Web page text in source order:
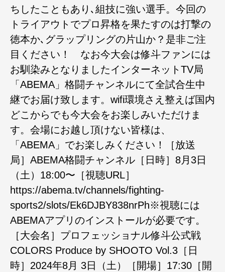
ちしたこともあり､組技に強い選手。今回の
トライアウトでプロ昇格を果たすのは打撃の
徳本か､グラップリングの片山か？是非ご注
目ください！ なお今大会は修斗ファンには
お馴染みとなりましたインターネットTV局
「ABEMA」格闘チャンネルにて全試合生中
継でお届け致します。wifi環境さえ整えば国内
どこからでも今大会をお楽しみいただけま
す。会場にお越し頂けない皆様は、
「ABEMA」でお楽しみください！［放送
局］ABEMA格闘チャンネル［日時］8月3日
（土）18:00〜［視聴URL］
https://abema.tv/channels/fighting-
sports2/slots/Ek6DJBY838nrPh※視聴には
ABEMAアプリのインストールが必要です。
［大会名］プロフェッショナル修斗公式戦
COLORS Produce by SHOOTO Vol.3［日
時］2024年8月 3日（土）［開場］17:30［開